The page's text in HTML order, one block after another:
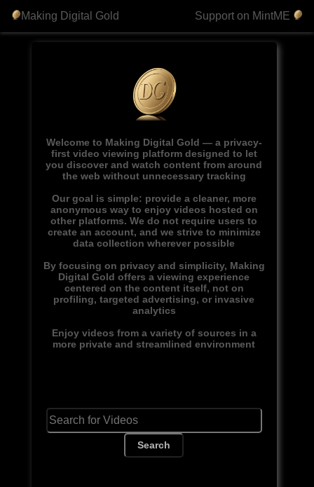
Making Digital Gold Support on MintME
Welcome to Making Digital Gold — a privacy-
first video viewing platform designed to let
you discover and watch content from around
the web without unnecessary tracking
Our goal is simple: provide a cleaner, more
anonymous way to enjoy videos hosted on
other platforms. We do not require users to
create an account, and we strive to minimize
data collection wherever possible
By focusing on privacy and simplicity, Making
Digital Gold offers a viewing experience
centered on the content itself, not on
profiling, targeted advertising, or invasive
analytics
Enjoy videos from a variety of sources in a
more private and streamlined environment
Search